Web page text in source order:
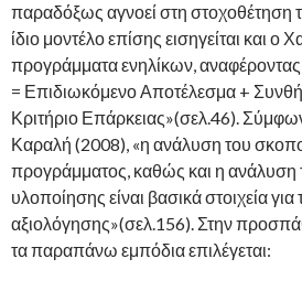
παραδόξως αγνοεί στη στοχοθέτηση
ίδιο μοντέλο επίσης εισηγείται και
προγράμματα ενηλίκων,
= Επιδιωκόμενο Αποτέλεσμα +
Κριτήριο Επάρκειας»(σελ.46).
Καραλή (2008), «η ανάλυση του
προγράμματος, καθώς και η ανάλυση
υλοποίησης είναι βασικά στοιχεία
αξιολόγησης»(σελ.156). Στην
τα παραπάνω εμπόδια επιλέγεται: